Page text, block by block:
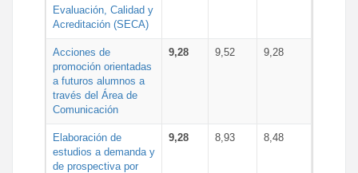
Evaluación, Calidad y
Acreditación (SECA)
Acciones de
promoción orientadas
a futuros alumnos a
través del Área de
Comunicación
9,28 9,52 9,28
Elaboración de
estudios a demanda y
de prospectiva por
9,28 8,93 8,48